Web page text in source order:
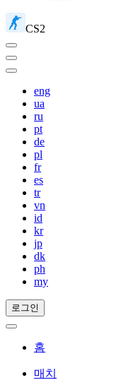
CS2
eng
ua
ru
pt
de
pl
fr
es
tr
vn
id
kr
jp
dk
ph
my
로그인
홈
매치